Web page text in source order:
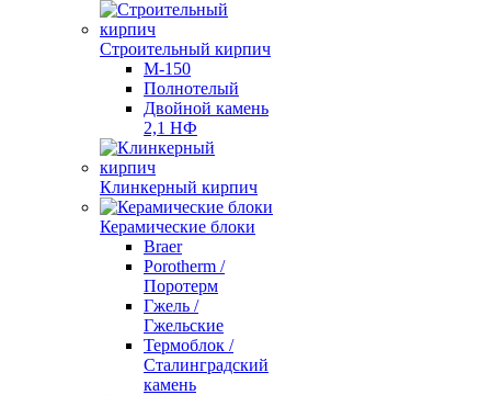
Строительный кирпич
М-150
Полнотелый
Двойной камень
2,1 НФ
Клинкерный кирпич
Керамические блоки
Braer
Porotherm /
Поротерм
Гжель /
Гжельские
Термоблок /
Сталинградский
камень